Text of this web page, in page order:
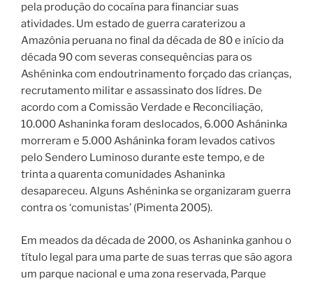
pela produção do cocaína para financiar suas
atividades. Um estado de guerra caraterizou a
Amazônia peruana no final da década de 80 e início da
década 90 com severas consequências para os
Ashéninka com endoutrinamento forçado das crianças,
recrutamento militar e assassinato dos lídres. De
acordo com a Comissão Verdade e Reconciliação,
10.000 Ashaninka foram deslocados, 6.000 Asháninka
morreram e 5.000 Asháninka foram levados cativos
pelo Sendero Luminoso durante este tempo, e de
trinta a quarenta comunidades Ashaninka
desapareceu. Alguns Ashéninka se organizaram guerra
contra os ‘comunistas’ (Pimenta 2005).
Em meados da década de 2000, os Ashaninka ganhou o
título legal para uma parte de suas terras que são agora
um parque nacional e uma zona reservada, Parque